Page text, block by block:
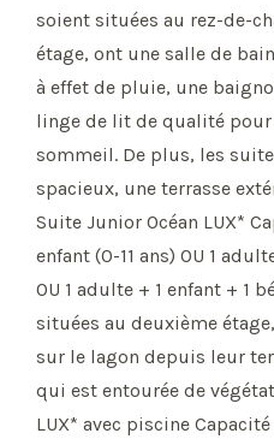
soient situées au rez-de-
étage, ont une salle de
à effet de pluie, une
linge de lit de qualité
sommeil. De plus, les
spacieux, une terrasse
Suite Junior Océan LUX*
enfant (0-11 ans) OU 1
OU 1 adulte + 1 enfant + 1
situées au deuxième
sur le lagon depuis leur
qui est entourée de
LUX* avec piscine